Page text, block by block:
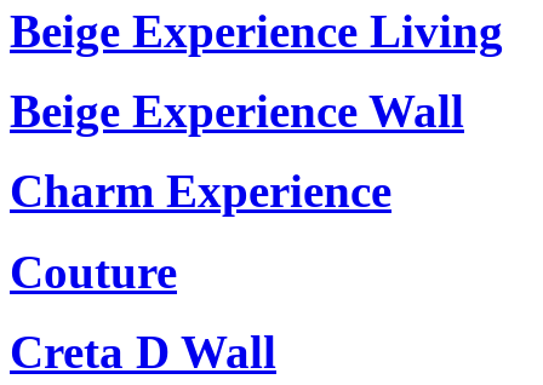
Beige Experience Living
Beige Experience Wall
Charm Experience
Couture
Creta D Wall